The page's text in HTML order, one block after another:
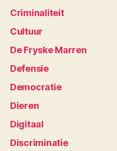
Criminaliteit
Cultuur
De Fryske Marren
Defensie
Democratie
Dieren
Digitaal
Discriminatie